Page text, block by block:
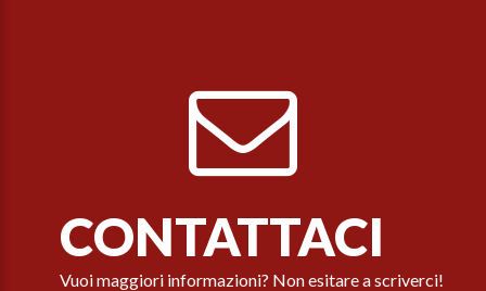
CONTATTACI
Vuoi maggiori informazioni? Non esitare a scriverci!